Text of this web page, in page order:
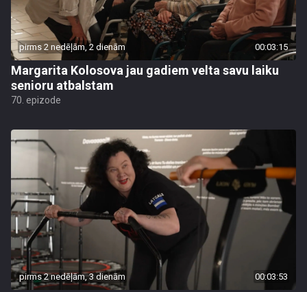
pirms 2 nedēļām, 2 dienām 00:03:15
Margarita Kolosova jau gadiem velta savu laiku
senioru atbalstam
70. epizode
pirms 2 nedēļām, 3 dienām 00:03:53